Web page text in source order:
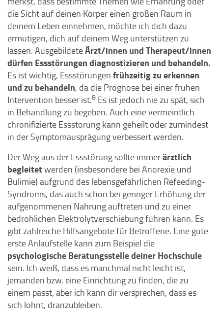
die Sicht auf deinen Körper einen großen Raum in
deinem Leben einnehmen, möchte ich dich dazu
ermutigen, dich auf deinem Weg unterstützen zu
lassen. AusgebildeteÄrzt/innen und Therapeut/innen
dürfen Essstörungen diagnostizieren und behandeln.
Es ist wichtig, Essstörungen frühzeitig zu erkennen
und zu behandeln, da die Prognose bei einer frühen
Intervention besser ist.8 Es ist jedoch nie zu spät, sich
in Behandlung zu begeben. Auch eine vermeintlich
chronifizierte Essstörung kann geheilt oder zumindest
in der Symptomausprägung verbessert werden.
Der Weg aus der Essstörung sollte immerärztlich
begleitet werden (insbesondere bei Anorexie und
Bulimie) aufgrund des lebensgefährlichen Refeeding-
Syndroms, das auch schon bei geringer Erhöhung der
aufgenommenen Nahrung auftreten und zu einer
bedrohlichen Elektrolytverschiebung führen kann. Es
gibt zahlreiche Hilfsangebote für Betroffene. Eine gute
erste Anlaufstelle kann zum Beispiel die
psychologische Beratungsstelle deiner Hochschule
sein. Ich weiß, dass es manchmal nicht leicht ist,
jemanden bzw. eine Einrichtung zu finden, die zu
einem passt, aber ich kann dir versprechen, dass es
sich lohnt, dranzubleiben.